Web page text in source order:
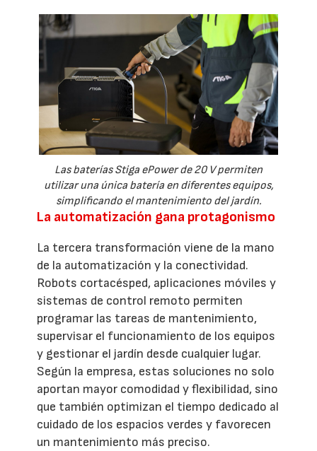
Las baterías Stiga ePower de 20 V permiten
utilizar una única batería en diferentes equipos,
simplificando el mantenimiento del jardín.
La automatización gana protagonismo
La tercera transformación viene de la mano
de la automatización y la conectividad.
Robots cortacésped, aplicaciones móviles y
sistemas de control remoto permiten
programar las tareas de mantenimiento,
supervisar el funcionamiento de los equipos
y gestionar el jardín desde cualquier lugar.
Según la empresa, estas soluciones no solo
aportan mayor comodidad y flexibilidad, sino
que también optimizan el tiempo dedicado al
cuidado de los espacios verdes y favorecen
un mantenimiento más preciso.